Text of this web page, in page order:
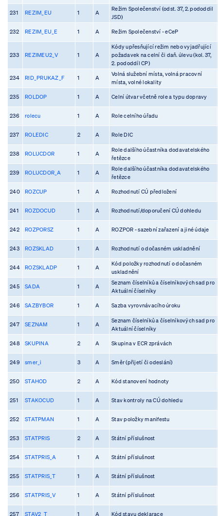
231 REZIM_EU 1 A
Režim Společenství (odst. 37, 2. pododdil
JSD)
232 REZIM_EU_E 1 A Režim Společenství - eCeP
233 REZIMEU2_V 1 A
Kódy upřesňující režim nebo vyjadřující
požadavek na celní či daň. úlevu (kol. 37,
2. pododdíl CP)
234 RID_PRUKAZ_F 1 A
Volná služební místa, volná pracovní
místa, volné lokality
235 ROLDOP 1 A Celní útvar včetně role a typu dopravy
236 rolecu 1 A Role celního úřadu
237 ROLEDIC 2 A Role DIC
238 ROLUCDOR 1 A
Role dalšího účastníka dodavatelského
řetězce
239 ROLUCDOR_A 1 A
Role dalšího účastníka dodavatelského
řetězce
240 ROZCUP 1 A Rozhodnutí CÚ předložení
241 ROZDOCUD 1 A Rozhodnutí/doporučení CÚ dohledu
242 ROZPORSZ 1 A ROZPOR - sazební zařazení a jiné údaje
243 ROZSKLAD 1 A Rozhodnutí o dočasném uskladnění
244 ROZSKLADP 1 A
Kód položky rozhodnutí o dočasném
uskladnění
245 SADA 1 A
Seznam číselníků a číselníkových sad pro
Aktuální číselníky
246 SAZBYBOR 1 A Sazba vyrovnávacího úroku
247 SEZNAM 1 A
Seznam číselníků a číselníkových sad pro
Aktuální číselníky
248 SKUPINA 2 A Skupina v ECR zprávách
249 smer_i 3 A Směr (přijetí či odeslání)
250 STAHOD 2 A Kód stanovení hodnoty
251 STAKOCUD 1 A Stav kontroly na CÚ dohledu
252 STATPMAN 1 A Stav položky manifestu
253 STATPRIS 2 A Státní příslušnost
254 STATPRIS_A 1 A Státní příslušnost
255 STATPRIS_T 1 A Státní příslušnost
256 STATPRIS_V 1 A Státní příslušnost
257 STAV2_T 1 A Kód stavu deklarace